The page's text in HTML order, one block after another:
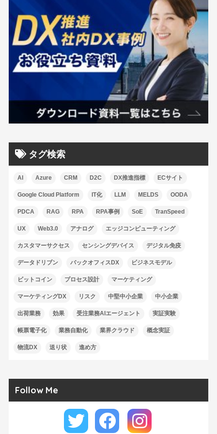
タグ検索
AI Azure CRM D2C DX推進指標 ECサイト
Google Cloud Platform IT化 LLM MELDS OODA
PDCA RAG RPA RPA事例 SoE TranSpeed
UX Web3.0 アナログ エッジコンピューティング
カスタマーサクセス センシングデバイス デジタル免疫
データドリブン バックオフィスDX ビジネスモデル
ビットコイン プロセス設計 マーケティング
マーケティングDX リスク 中堅中小企業 中小企業
出荷業務 効果 受注業務AIエージェント 実証実験
帳票電子化 業務自動化 業界クラウド 概念実証
物流DX 送り状 進め方
Follow Me